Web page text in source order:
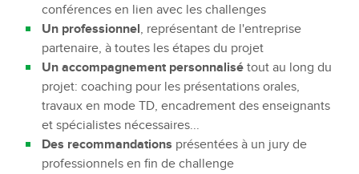
conférences en lien avec les challenges
Un professionnel, représentant de l'entreprise
partenaire, à toutes les étapes du projet
Un accompagnement personnalisé tout au long du
projet: coaching pour les présentations orales,
travaux en mode TD, encadrement des enseignants
et spécialistes nécessaires...
Des recommandations présentées à un jury de
professionnels en fin de challenge